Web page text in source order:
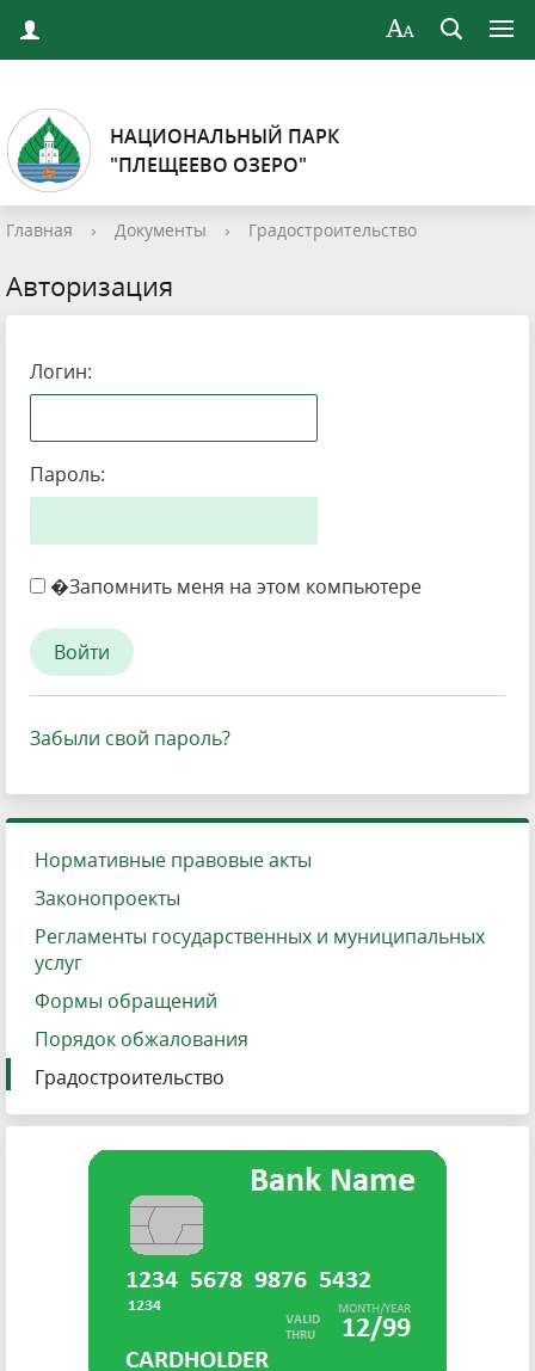
НАЦИОНАЛЬНЫЙ ПАРК
"ПЛЕЩЕЕВО ОЗЕРО"
Главная › Документы › Градостроительство
Авторизация
Логин:
Пароль:
�Запомнить меня на этом компьютере
Забыли свой пароль?
Нормативные правовые акты
Законопроекты
Регламенты государственных и муниципальных
услуг
Формы обращений
Порядок обжалования
Градостроительство